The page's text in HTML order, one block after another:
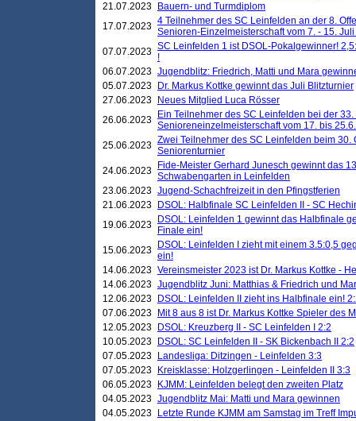
21.07.2023
Bauern- und Turmdiplom
17.07.2023 4 Teilnehmer des SC Leinfelden an der 8.
Senioren-Einzelmeisterschaft vom 7. - 15.
07.07.2023 SC Leinfelden 1 ist DSOL-Pokalgewinner!
!
06.07.2023 Jugendblitz: Friedrich, Matti und Mara
05.07.2023
Dr. Markus Kottke gewinnt das Juli Blitzturnier
27.06.2023
Neues Mitglied Luca Rösser
26.06.2023
Ein Teilnehmer des SC Leinfelden bei der
Senioreneinzelmeisterschaft vom 17. bis
25.06.2023 Zwei Teilnehmer des SC Leinfelden beim
Seniorenturnier
24.06.2023
Fide-Meister Gerhard Junesch gewinnt das
Schwabengarten in Leinfelden
23.06.2023 Jugend-Schachfreizeit in den Pfingstferien
21.06.2023
DSOL: Halbfinale SC Leinfelden II - SC
19.06.2023
DSOL: Leinfelden 1 gewinnt das Halbfinale
Finale ein!
15.06.2023
DSOL: Leinfelden I zieht mit einem 3.5:0,5
ein!
14.06.2023 Vereinsmeister 2023 ist Dr. Markus Kottke -
14.06.2023 Jugendblitz Juni: Matthias & Friedrich und
12.06.2023
DSOL: Leinfelden II zieht ins Halbfinale ein!
07.06.2023
Mit 8 aus 8 ist Dr. Markus Kottke Spieler des
12.05.2023
DSOL: Kreuzberg II - SC Leinfelden I 2:2
10.05.2023
DSOL: SC Leinfelden II - SK Bickenbach II 2:2
07.05.2023
Landesliga: Ditzingen - Leinfelden 3:3
07.05.2023
Kreisklasse: Holzgerlingen - Leinfelden II 3:3
06.05.2023
KJMM: Leinfelden belegt den zweiten Platz
04.05.2023 Jugendblitz Mai: Matti und Mara gewinnen
04.05.2023
Letzte Runde KJMM am Samstag im Treff